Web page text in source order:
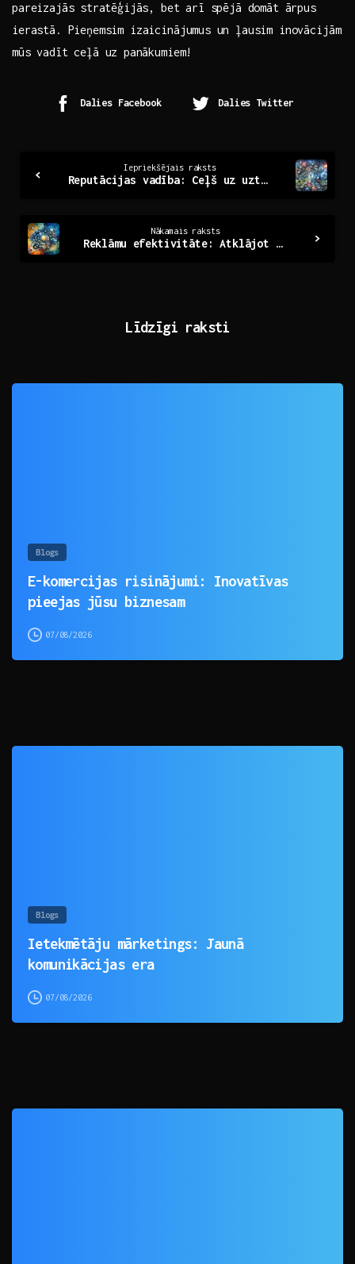
pareizajās⁣ stratēģijās, bet⁣ arī spējā ‍domāt ārpus
ierastā. Pieņemsim izaicinājumus ⁢un ļausim inovācijām
mūs vadīt ceļā uz ⁤panākumiem!
Dalies Facebook Dalies Twitter
Reading
Iepriekšējais raksts
Reputācijas vadība: Ceļš uz uzticamu zīmolu un panākumiem
Nākamais raksts
Reklāmu efektivitāte: Atklājot panākumu atslēgas
Līdzīgi raksti
Blogs
E-komercijas risinājumi: Inovatīvas
pieejas jūsu biznesam
07/08/2026
Blogs
Ietekmētāju mārketings: Jaunā
komunikācijas era
07/08/2026